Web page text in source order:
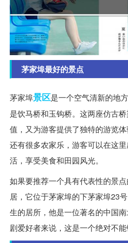
茅家埠最好的景点
茅家埠景区是一个空气清新的地
是饮马桥和玉钩桥。这两座仿古
值，又为游客提供了独特的游览
还有很多农家乐，游客可以在这
活，享受美食和田园风光。
如果要推荐一个具有代表性的景
居，它位于茅家埠的下茅家埠23
生的居所，他是一位著名的中国
剧爱好者来说，这是一个绝对不能